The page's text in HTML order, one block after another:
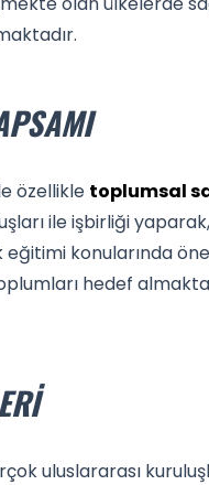
özellikle toplumsal
ile işbirliği
eğitimi konularında
hedef
uluslararası